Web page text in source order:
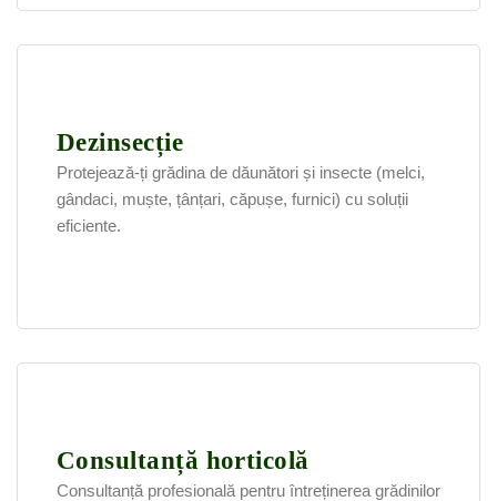
Dezinsecție
Protejează-ți grădina de dăunători și insecte (melci,
gândaci, muște, țânțari, căpușe, furnici) cu soluții
eficiente.
Consultanță horticolă
Consultanță profesională pentru întreținerea grădinilor